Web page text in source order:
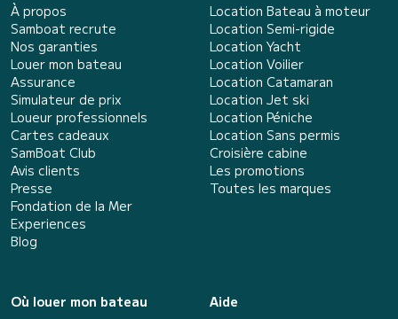
À propos
Samboat recrute
Nos garanties
Louer mon bateau
Assurance
Simulateur de prix
Loueur professionnels
Cartes cadeaux
SamBoat Club
Avis clients
Presse
Fondation de la Mer
Experiences
Blog
Location Bateau à moteur
Location Semi-rigide
Location Yacht
Location Voilier
Location Catamaran
Location Jet ski
Location Péniche
Location Sans permis
Croisière cabine
Les promotions
Toutes les marques
Où louer mon bateau
Aide